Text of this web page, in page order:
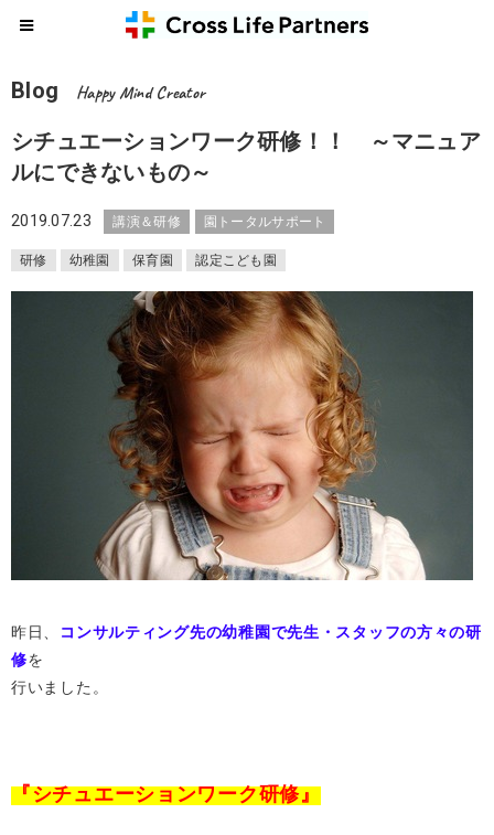
Blog Happy Mind Creator
シチュエーションワーク研修！！ ～マニュア
ルにできないもの～
2019.07.23 講演＆研修 園トータルサポート
研修 幼稚園 保育園 認定こども園
昨日、
コンサルティング先の幼稚園で先生・スタッフの方々の研
修を
行いました。
『シチュエーションワーク研修』